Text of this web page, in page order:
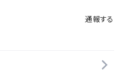
通報する